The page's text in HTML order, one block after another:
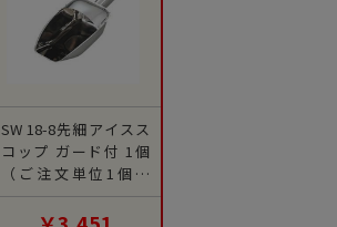
SW 18-8先細アイスス
コップ ガード付 1個
（ご注文単位1個）
【直送品】